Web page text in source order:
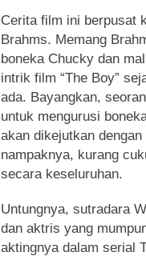
Cerita film ini berpusat
Brahms. Memang
boneka Chucky dan
intrik film “The Boy”
ada. Bayangkan,
untuk mengurusi
akan dikejutkan
nampaknya, kurang
secara keseluruhan.
Untungnya, sutradara
dan aktris yang
aktingnya dalam serial